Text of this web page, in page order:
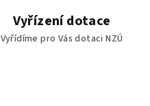
Vyřízení dotace
Vyřídíme pro Vás dotaci NZÚ